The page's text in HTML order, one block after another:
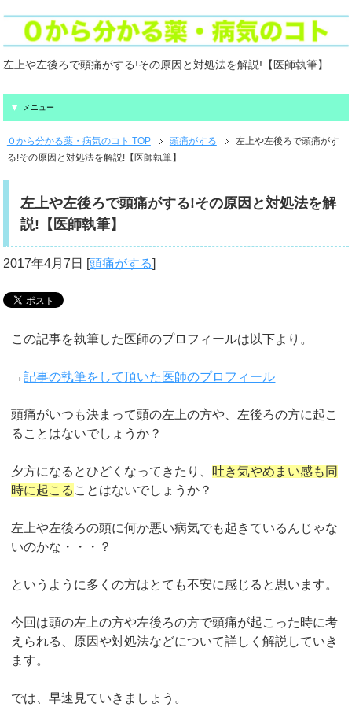
左上や左後ろで頭痛がする!その原因と対処法を解説!【医師執筆】
メニュー
０から分かる薬・病気のコト TOP 頭痛がする
左上や左後ろで頭痛がす
る!その原因と対処法を解説!【医師執筆】
左上や左後ろで頭痛がする!その原因と対処法を解
説!【医師執筆】
2017年4月7日 [頭痛がする]
この記事を執筆した医師のプロフィールは以下より。
→記事の執筆をして頂いた医師のプロフィール
頭痛がいつも決まって頭の左上の方や、左後ろの方に起こ
ることはないでしょうか？
夕方になるとひどくなってきたり、 吐き気やめまい感も同
時に起こる ことはないでしょうか？
左上や左後ろの頭に何か悪い病気でも起きているんじゃな
いのかな・・・？
というように多くの方はとても不安に感じると思います。
今回は頭の左上の方や左後ろの方で頭痛が起こった時に考
えられる、原因や対処法などについて詳しく解説していき
ます。
では、早速見ていきましょう。